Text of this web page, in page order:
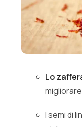
Lo
I semi di